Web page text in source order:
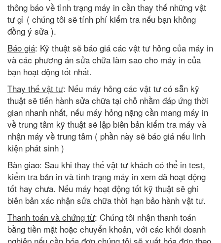
thông báo về tình trạng máy in cần thay thế những vật
tư gì ( chúng tôi sẽ tính phí kiểm tra nếu bạn không
đồng ý sửa ).
Báo giá: Kỹ thuật sẽ báo giá các vật tư hỏng của máy in
và các phương án sửa chữa làm sao cho máy in của
bạn hoạt động tốt nhất.
Thay thế vật tư: Nếu máy hỏng các vật tư có sẵn kỹ
thuật sẽ tiến hành sửa chữa tại chỗ nhằm đáp ứng thời
gian nhanh nhất, nếu máy hỏng nặng cần mang máy in
về trung tâm kỹ thuật sẽ lập biên bản kiểm tra máy và
nhận máy về trung tâm ( phần này sẽ báo giá nếu linh
kiện phát sinh )
Bàn giao: Sau khi thay thế vật tư khách có thể in test,
kiểm tra bản in và tình trạng máy in xem đã hoạt động
tốt hay chưa. Nếu máy hoạt động tốt kỹ thuật sẽ ghi
biên bản xác nhận sửa chữa thời hạn bảo hành vật tư.
Thanh toán và chứng từ: Chúng tôi nhận thanh toán
bằng tiền mặt hoặc chuyển khoản, với các khối doanh